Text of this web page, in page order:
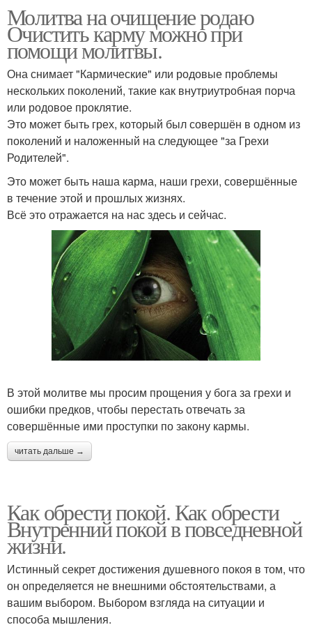
Молитва на очищение родаю
Очистить карму можно при
помощи молитвы.
Она снимает "Кармические" или родовые проблемы
нескольких поколений, такие как внутриутробная порча
или родовое проклятие.
Это может быть грех, который был совершён в одном из
поколений и наложенный на следующее "за Грехи
Родителей".
Это может быть наша карма, наши грехи, совершённые
в течение этой и прошлых жизнях.
Всё это отражается на нас здесь и сейчас.
В этой молитве мы просим прощения у бога за грехи и
ошибки предков, чтобы перестать отвечать за
совершённые ими проступки по закону кармы.
читать дальше →
Как обрести покой. Как обрести
Внутренний покой в повседневной
жизни.
Истинный секрет достижения душевного покоя в том, что
он определяется не внешними обстоятельствами, а
вашим выбором. Выбором взгляда на ситуации и
способа мышления.